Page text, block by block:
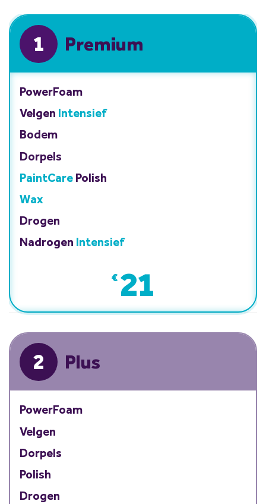
1 Premium
PowerFoam
Velgen Intensief
Bodem
Dorpels
PaintCare Polish
Wax
Drogen
Nadrogen Intensief
€ 21
2 Plus
PowerFoam
Velgen
Dorpels
Polish
Drogen